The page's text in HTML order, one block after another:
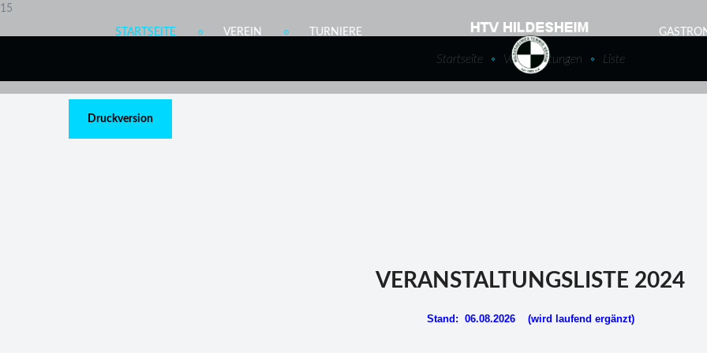
STARTSEITE VEREIN TURNIERE
15
Startseite Veranstaltungen Liste
Druckversion
VERANSTALTUNGSLISTE 2024
Stand: 06.08.2026 (wird laufend ergänzt)